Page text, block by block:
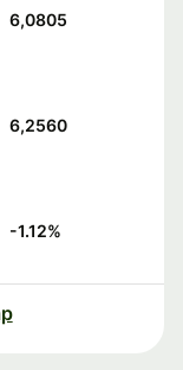
6,0805
6,2560
-1.12%